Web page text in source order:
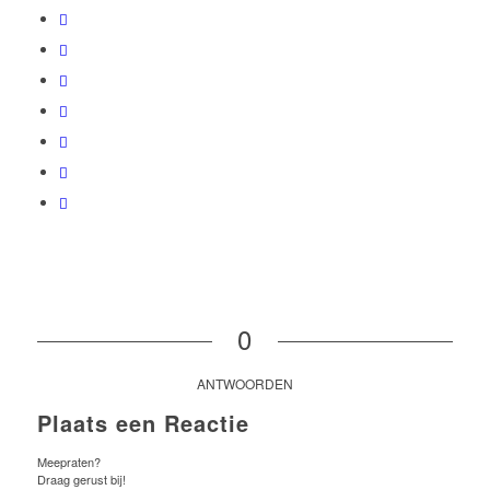
0
ANTWOORDEN
Plaats een Reactie
Meepraten?
Draag gerust bij!